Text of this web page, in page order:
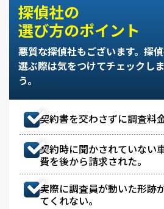
探偵社の
選び方のポイント
悪質な探偵社もございます。 探
選ぶ際は気をつけてチェックし
う。
契約書を交わさずに調査料
契約時に聞かされていない
費を後から請求された。
実際に調査員が動いた形跡
てくれない。